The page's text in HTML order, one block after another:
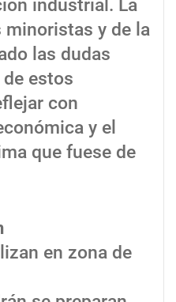
industrial. La
minoristas y de la
las dudas
estos
con
y el
que fuese de
en zona de